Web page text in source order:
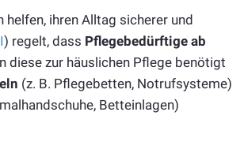
ihren Alltag sicherer und
) regelt, dass Pflegebedürftige ab
diese zur häuslichen Pflege benötigt
(z. B. Pflegebetten, Notrufsysteme)
Betteinlagen)